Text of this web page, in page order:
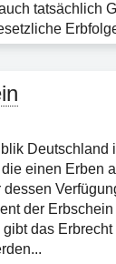
tatsächlich
Deutschland
einen Erben
dessen
der
das